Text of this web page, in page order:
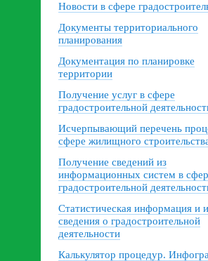
Новости в сфере
Документы территориального
планирования
Документация по планировке
территории
Получение услуг в сфере
градостроительной
Исчерпывающий перечень
сфере жилищного
Получение сведений из
информационных систем в
градостроительной
Статистическая информация и
сведения о градостроительной
деятельности
Калькулятор процедур.